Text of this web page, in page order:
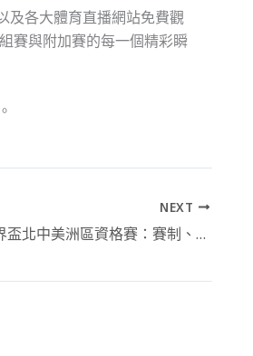
及各大體育直播網站免費觀
賽與附加賽的每一個精彩瞬
NEXT
2026世界盃北中美洲區資格賽：賽制、賽程安排與焦點球隊分析